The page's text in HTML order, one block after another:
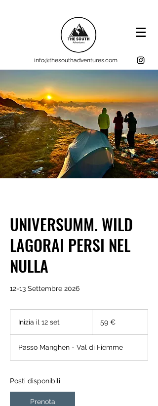
info@thesouthadventures.com
UNIVERSUMM. WILD
LAGORAI PERSI NEL
NULLA
12-13 Settembre 2026
Inizia il 12 set
z
i
59 €
Passo Manghen - Val di Fiemme
Posti disponibili
Prenota